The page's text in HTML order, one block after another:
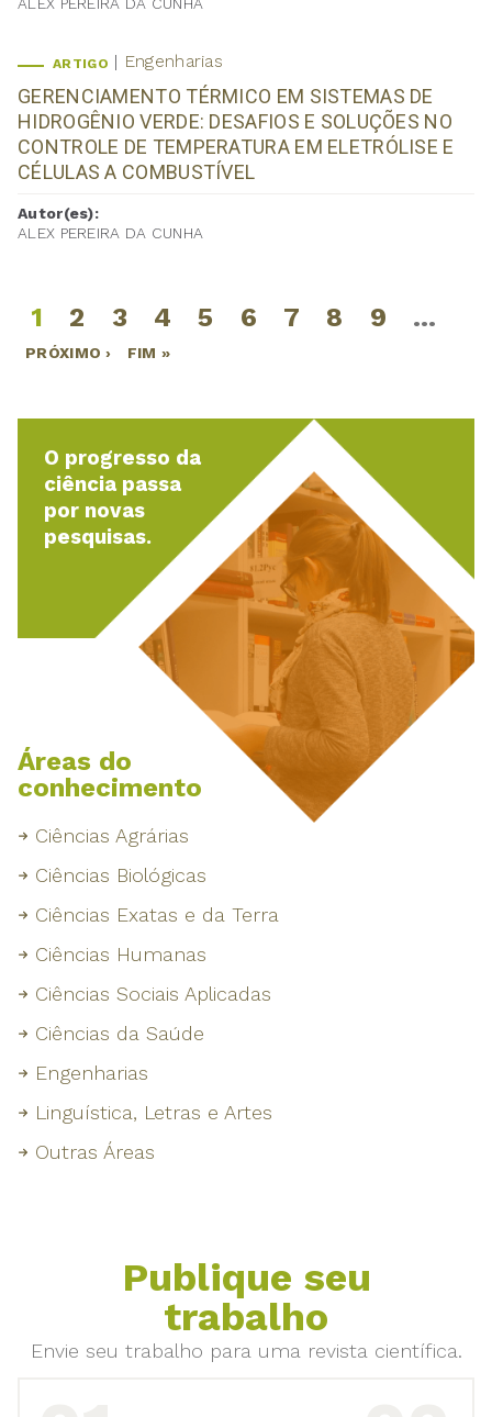
ARTIGO Engenharias
GERENCIAMENTO TÉRMICO EM SISTEMAS DE
HIDROGÊNIO VERDE: DESAFIOS E SOLUÇÕES NO
CONTROLE DE TEMPERATURA EM ELETRÓLISE E
CÉLULAS A COMBUSTÍVEL
Autor(es):
ALEX PEREIRA DA CUNHA
Páginas
1 2 3 4 5 6 7 8 9 …
PRÓXIMO › FIM »
O progresso da
ciência passa
por novas
pesquisas.
Áreas do
conhecimento
Ciências Agrárias
Ciências Biológicas
Ciências Exatas e da Terra
Ciências Humanas
Ciências Sociais Aplicadas
Ciências da Saúde
Engenharias
Linguística, Letras e Artes
Outras Áreas
Publique seu
trabalho
Envie seu trabalho para uma revista científica.